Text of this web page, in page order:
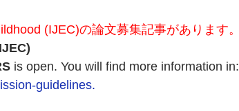
(IJEC)の論文募集記事があります。
is open. You will find more information in:
guidelines.